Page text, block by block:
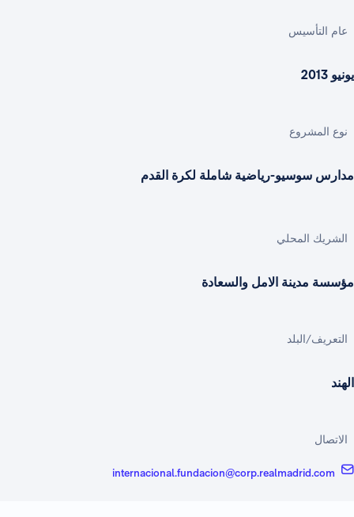
عام التأسيس
يونيو 2013
نوع المشروع
مدارس سوسيو-رياضية شاملة لكرة القدم
الشريك المحلي
مؤسسة مدينة الامل والسعادة
التعريف/البلد
الهند
الاتصال
internacional.fundacion@corp.realmadrid.com